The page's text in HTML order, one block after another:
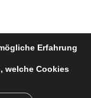
WordPress
Erfahrung
welche Cookies